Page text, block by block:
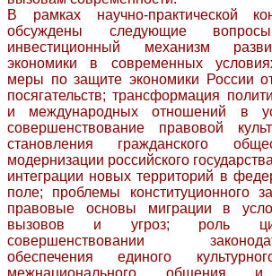
В рамках научно-практической
обсуждены следующие
инвестиционный механизм
экономики в современных
меры по защите экономики России
посягательств; трансформация
и международных отношений в
совершенствование правовой
становления гражданского
модернизации российского
интеграции новых территорий в
поле; проблемы конституционного
правовые основы миграции в
вызовов и угроз; роль
совершенствовании
обеспечения единого